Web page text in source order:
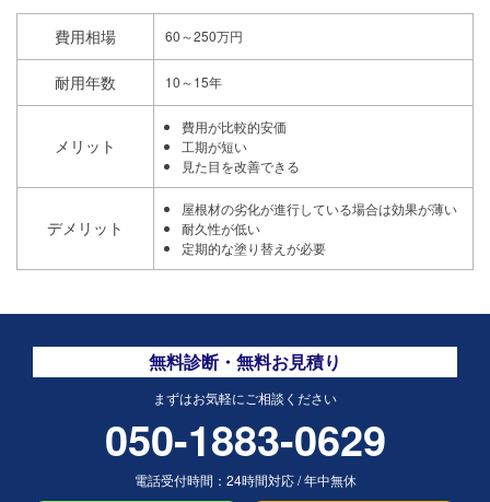
費用相場 60～250万円
耐用年数 10～15年
メリット
費用が比較的安価
工期が短い
見た目を改善できる
デメリット
屋根材の劣化が進行している場合は効果が薄い
耐久性が低い
定期的な塗り替えが必要
無料診断・無料お見積り
まずはお気軽にご相談ください
050-1883-0629
電話受付時間： 24時間対応/年中無休